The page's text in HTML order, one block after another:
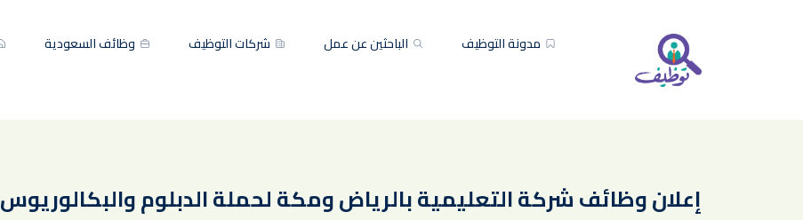
وظائف السعودية شركات التوظيف الباحثين عن عمل
مدونة التوظيف
إعلان وظائف شركة التعليمية بالرياض ومكة لحملة الدبلوم والبكالوريوس